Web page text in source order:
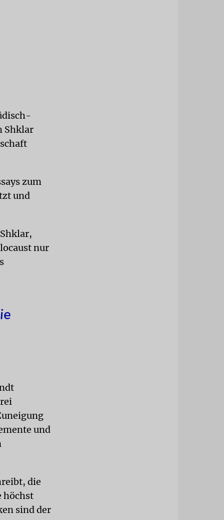
Shklar
zum
und
nur
und
die
höchst
sind der